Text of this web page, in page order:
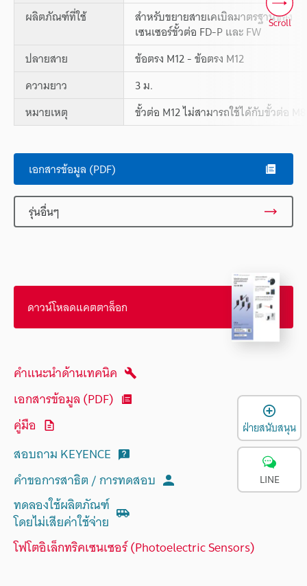
ผลิตภัณฑ์ที่ใช้
สำหรับขยายสายเคเบิลมาตรฐานของ
เซนเซอร์ขั้วต่อ FD-P และ FW
ปลายสาย
ข้อตรง M12 - ข้อตรง M12
ความยาว
3 ม.
หมายเหตุ
ขั้วต่อ M12 ไม่สามารถใช้ได้กับขั้วต่อ M8
Scroll
เอกสารข้อมูล (PDF)
รุ่นอื่นๆ
ดาวน์โหลดแคตตาล็อก
คำแนะนำด้านเทคนิค
เอกสารข้อมูล (PDF)
คู่มือ
สอบถาม KEYENCE
คำขอการสาธิต / การทดสอบ
ทดลองใช้ผลิตภัณฑ์
โดยไม่เสียค่าใช้จ่าย
โฟโตอิเล็กทริคเซนเซอร์ (Photoelectric Sensors)
ฝ่ายสนับสนุน
LINE